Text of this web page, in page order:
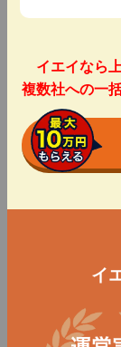
イエイなら
複数社への一
イ